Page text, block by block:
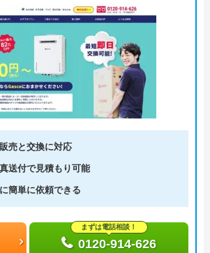
売と交換に対応
送付で見積もり可能
簡単に依頼できる
まずは電話相談！
0120-914-626